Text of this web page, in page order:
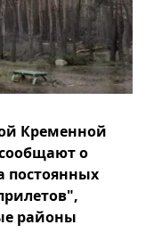
Кременной
о
постоянных
районы